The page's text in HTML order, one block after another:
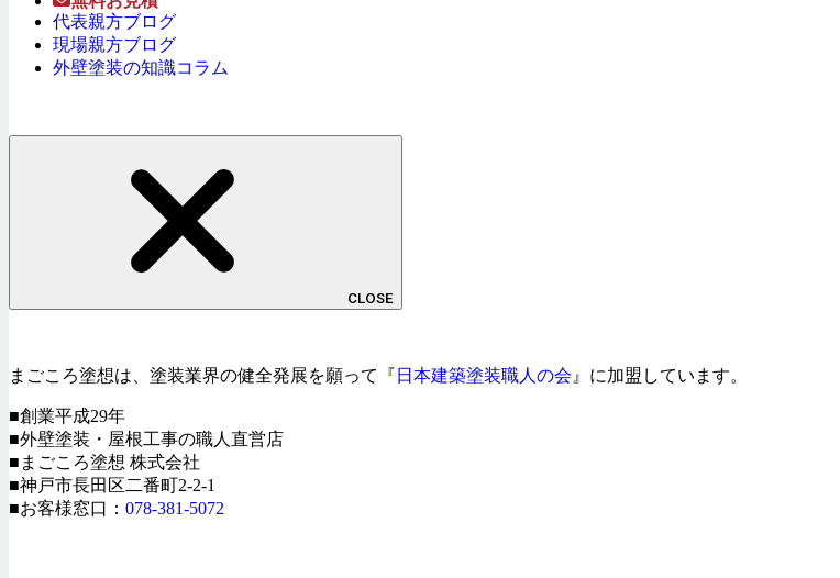
代表親方ブログ
現場親方ブログ
外壁塗装の知識コラム
CLOSE
まごころ塗想は、塗装業界の健全発展を願って『 日本建築塗装職人の会 』に加盟しています。
■創業平成29年
■外壁塗装・屋根工事の職人直営店
■まごころ塗想 株式会社
■神戸市長田区二番町2-2-1
■お客様窓口： 078-381-5072